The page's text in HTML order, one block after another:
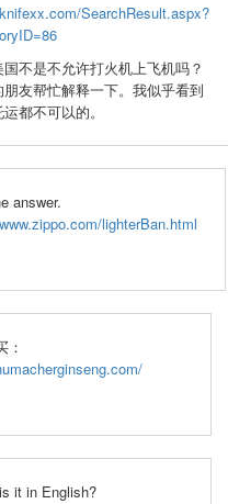
SearchResult.aspx?
不是不允许打火机上飞机吗？
朋友帮忙解释一下。我似乎看到
都不可以的。
answer.
lighterBan.html
：
it in English?